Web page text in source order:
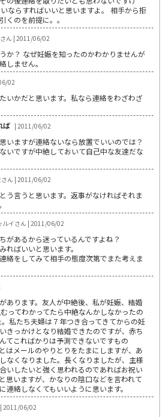
ならすればいいと思いますよ。 相手から拒
くのを前提に。。
ん | 2011/06/02
か？ なぜ妊娠を知ったのかわかりませんが
しません。
02
いかだと思います。私なら連絡をわざわざ
ば | 2011/06/02
いますが連絡ないなら放置でいいのでは？
いですが中絶しておいて自己中な友達だな
さん | 2011/06/02
う言うと思います。返事がなければそれま
イさん | 2011/06/02
があるから迷っているんですよね？
ればいいと思います。
絡をしてみて相手の態度次第でまた考えま
あります。友人が中絶後、私が妊娠、結婚
ってわかってたら中絶なんかしなかったの
私たち夫婦は７年つき合ってきてからの妊
きっかけとなり結婚できたのですが、赤ち
てこればかりは予測できないですもの
はメールのやりとりをたまにしますが、あ
なくなりました。長くなりましたが、主様
いしたいと強く思われるのであればお祝い
思いますが、かなりの陰口などを言われて
連絡しなくてもいいように思います。
| 2011/06/02